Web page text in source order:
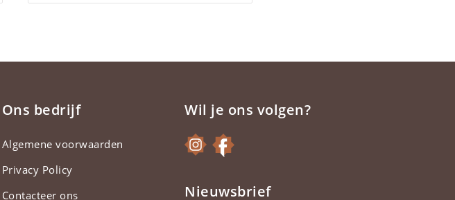
Ons bedrijf
Algemene voorwaarden
Privacy Policy
Contacteer ons
Wil je ons volgen?
Nieuwsbrief